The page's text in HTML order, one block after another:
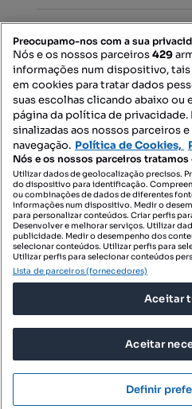
Mapa do Site
Contacte-nos
SIGA-
© 2026 Imovirtual.com,
TERMOS DE
POLÍTICA DE
CONFIGURAÇÕES
Preocupamo-nos com a sua
Nós e os nossos parceiros429
informações num dispositivo,
em cookies para tratar dados
suas escolhas clicando abaixo ou
página da política de privacidade.
sinalizadas aos nossos parceiros
navegação. Política de Cookies,
Nós e os nossos parceiros
Utilizar dados de geolocalização precisos.
do dispositivo para identificação.
ou combinações de dados de diferentes
informações num dispositivo. Medir o
para personalizar conteúdos. Criar perfis
Desenvolver e melhorar serviços. Utilizar
publicidade. Medir o desempenho dos
selecionar conteúdos. Utilizar perfis para
Utilizar perfis para selecionar conteúdos
Lista de parceiros (fornecedores)
Aceitar
Aceitar
Definir